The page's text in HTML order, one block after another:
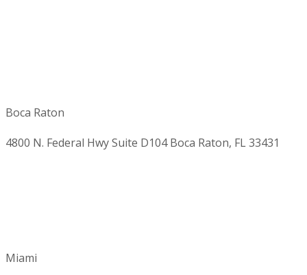
Boca Raton
4800 N. Federal Hwy Suite D104 Boca Raton, FL 33431
Miami